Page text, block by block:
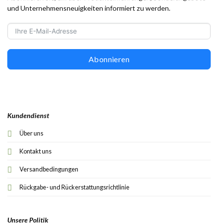
Kundendienst
Über uns
Kontakt uns
Versandbedingungen
Rückgabe- und Rückerstattungsrichtlinie
Unsere Politik
und Unternehmensneuigkeiten informiert zu werden.
Abonnieren